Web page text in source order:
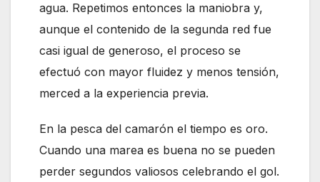
agua. Repetimos entonces la maniobra y,
aunque el contenido de la segunda red fue
casi igual de generoso, el proceso se
efectuó con mayor fluidez y menos tensión,
merced a la experiencia previa.
En la pesca del camarón el tiempo es oro.
Cuando una marea es buena no se pueden
perder segundos valiosos celebrando el gol.